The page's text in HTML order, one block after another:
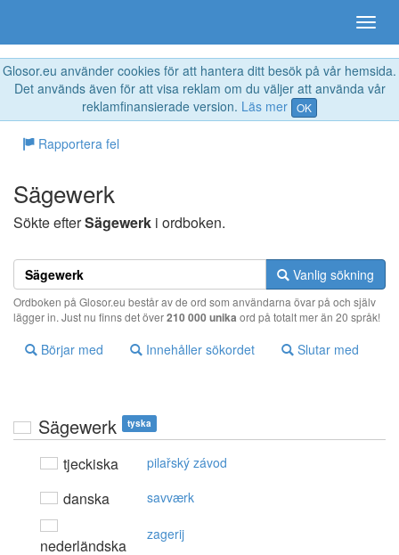
Glosor.eu använder cookies för att hantera ditt besök på vår hemsida.
Det används även för att visa reklam om du väljer att använda vår
reklamfinansierade version. Läs mer OK
Rapportera fel
Sägewerk
Sökte efterSägewerk i ordboken.
Vanlig sökning
Ordboken på Glosor.eu består av de ord som användarna övar på och själv
lägger in. Just nu finns det över210 000 unika ord på totalt mer än 20 språk!
Börjar med Innehåller sökordet Slutar med
Sägewerk tyska
tjeckiska pilařský závod
danska savværk
nederländska
zagerij